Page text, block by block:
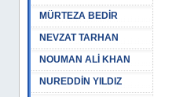
MÜRTEZA BEDİR
NEVZAT TARHAN
NOUMAN ALİ KHAN
NUREDDİN YILDIZ